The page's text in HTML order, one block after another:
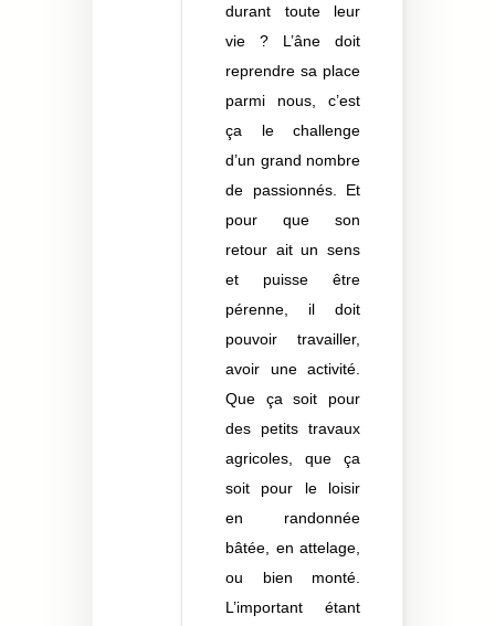
durant toute leur
vie ? L’âne doit
reprendre sa place
parmi nous, c’est
ça le challenge
d’un grand nombre
de passionnés. Et
pour que son
retour ait un sens
et puisse être
pérenne, il doit
pouvoir travailler,
avoir une activité.
Que ça soit pour
des petits travaux
agricoles, que ça
soit pour le loisir
en randonnée
bâtée, en attelage,
ou bien monté.
L’important étant